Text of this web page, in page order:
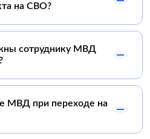
на СВО?
сотруднику МВД
МВД при переходе на